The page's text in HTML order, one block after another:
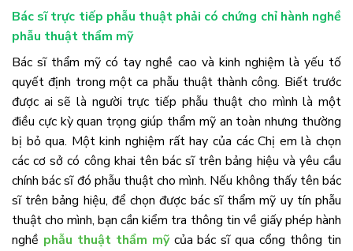
Bác sĩ trực tiếp phẫu thuật phải có chứng chỉ hành nghề
phẫu thuật thẩm mỹ
Bác sĩ thẩm mỹ có tay nghề cao và kinh nghiệm là yếu tố
quyết định trong một ca phẫu thuật thành công. Biết trước
được ai sẽ là người trực tiếp phẫu thuật cho mình là một
điều cực kỳ quan trọng giúp thẩm mỹ an toàn nhưng thường
bị bỏ qua. Một kinh nghiệm rất hay của các Chị em là chọn
các cơ sở có công khai tên bác sĩ trên bảng hiệu và yêu cầu
chính bác sĩ đó phẫu thuật cho mình. Nếu không thấy tên bác
sĩ trên bảng hiệu, để chọn được bác sĩ thẩm mỹ uy tín phẫu
thuật cho mình, bạn cần kiểm tra thông tin về giấy phép hành
nghề phẫu thuật thẩm mỹcủa bác sĩ qua cổng thông tin